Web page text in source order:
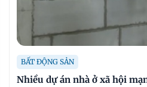
BẤT ĐỘNG SẢN
Nhiều dự án nhà ở xã hội